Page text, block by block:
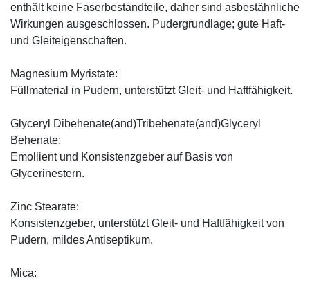
enthält keine Faserbestandteile, daher sind asbestähnliche
Wirkungen ausgeschlossen. Pudergrundlage; gute Haft-
und Gleiteigenschaften.
Magnesium Myristate:
Füllmaterial in Pudern, unterstützt Gleit- und Haftfähigkeit.
Glyceryl Dibehenate(and)Tribehenate(and)Glyceryl
Behenate:
Emollient und Konsistenzgeber auf Basis von
Glycerinestern.
Zinc Stearate:
Konsistenzgeber, unterstützt Gleit- und Haftfähigkeit von
Pudern, mildes Antiseptikum.
Mica: